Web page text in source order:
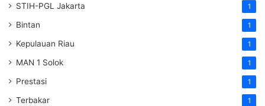
STIH-PGL Jakarta 1
Bintan 1
Kepulauan Riau 1
MAN 1 Solok 1
Prestasi 1
Terbakar 1